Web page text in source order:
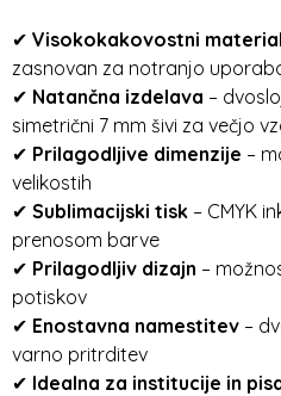
✔ Visokokakovostni material
zasnovan za notranjo
✔ Natančna izdelava –
simetrični 7 mm šivi za večjo
✔ Prilagodljive dimenzije –
velikostih
✔ Sublimacijski tisk – CMYK
prenosom barve
✔ Prilagodljiv dizajn –
potiskov
✔ Enostavna namestitev –
varno pritrditev
✔ Idealna za institucije in